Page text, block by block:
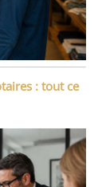
: tout ce